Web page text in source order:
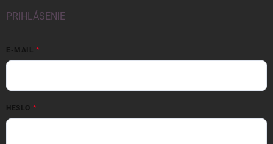
PRIHLÁSENIE
E-MAIL
HESLO